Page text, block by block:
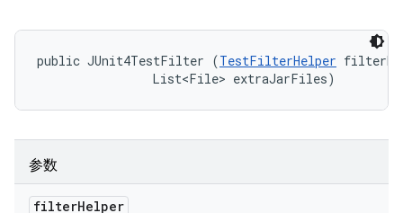
public JUnit4TestFilter (TestFilterHelper
                List<File> extraJarFiles)
参数
filterHelper